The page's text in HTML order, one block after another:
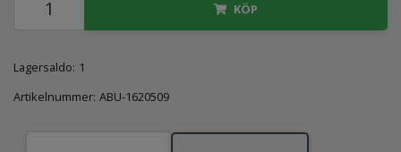
KÖP
Lagersaldo: 1
Artikelnummer: ABU-1620509